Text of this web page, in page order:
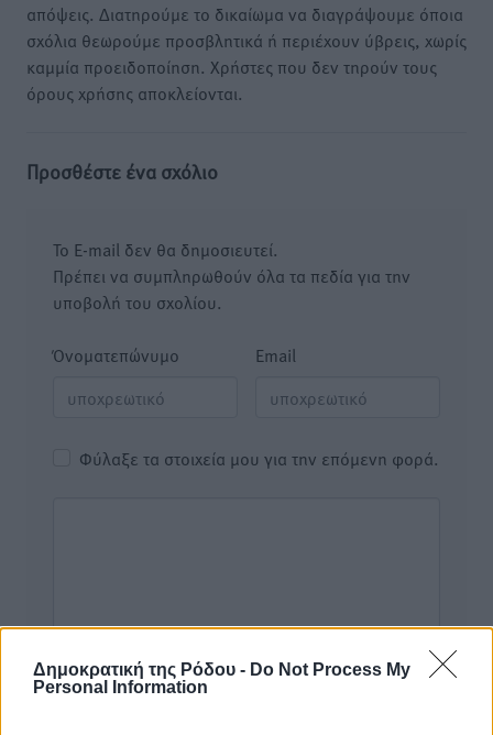
Δημοκρατική της Ρόδου - Do Not Process My
Personal Information
απόψεις. Διατηρούμε το δικαίωμα να διαγράψουμε όποια
σχόλια θεωρούμε προσβλητικά ή περιέχουν ύβρεις, χωρίς
καμμία προειδοποίηση. Χρήστες που δεν τηρούν τους
όρους χρήσης αποκλείονται.
Προσθέστε ένα σχόλιο
Το E-mail δεν θα δημοσιευτεί.
Πρέπει να συμπληρωθούν όλα τα πεδία για την
υποβολή του σχολίου.
Όνοματεπώνυμο Email
Φύλαξε τα στοιχεία μου για την επόμενη φορά.